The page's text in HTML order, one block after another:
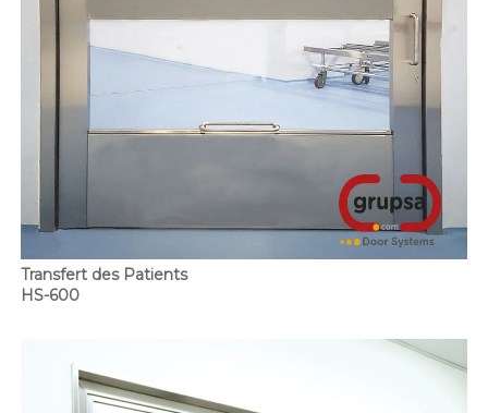
Transfert des Patients
HS-600